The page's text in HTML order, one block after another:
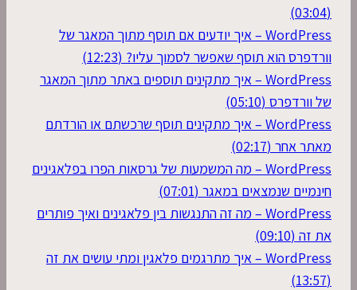
(03:04)
WordPress – איך יודעים אם תוסף מתוך המאגר של
וורדפרס הוא תוסף שאפשר לסמוך עליו? (12:23)
WordPress – איך מתקינים תוספים באתר מתוך המאגר
של וורדפרס (05:10)
WordPress – איך מתקינים תוסף שרכשתם או הורדתם
מאתר אחר (02:17)
WordPress – מה המשמעות של גרסאות הפרו בפלאגינים
חינמיים שנמצאים במאגר (07:01)
WordPress – מה זה התנגשות בין פלאגינים ואיך פותרים
את זה (09:10)
WordPress – איך מתרגמים פלאגין ומתי עושים את זה
(13:57)